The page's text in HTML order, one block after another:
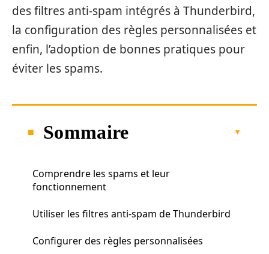
des filtres anti-spam intégrés à Thunderbird,
la configuration des règles personnalisées et
enfin, l’adoption de bonnes pratiques pour
éviter les spams.
Sommaire
Comprendre les spams et leur
fonctionnement
Utiliser les filtres anti-spam de Thunderbird
Configurer des règles personnalisées